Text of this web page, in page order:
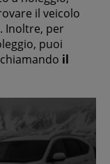
il veicolo
Inoltre, per
puoi
il